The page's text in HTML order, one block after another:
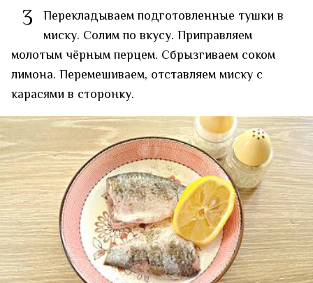
3 Перекладываем подготовленные тушки в
миску. Солим по вкусу. Приправляем
молотым чёрным перцем. Сбрызгиваем соком
лимона. Перемешиваем, отставляем миску с
карасями в сторонку.